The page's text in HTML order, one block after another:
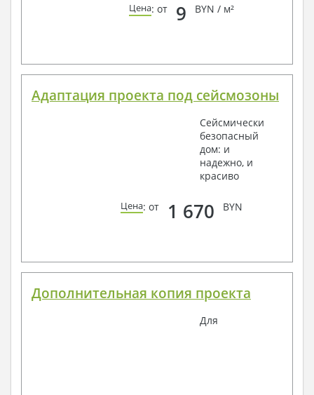
Цена: от 9 BYN / м²
Адаптация проекта под сейсмозоны
Сейсмически
безопасный
дом: и
надежно, и
красиво
Цена: от 1 670 BYN
Дополнительная копия проекта
Для